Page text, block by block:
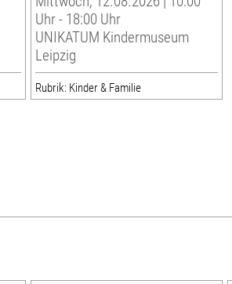
Uhr - 18:00 Uhr
UNIKATUM Kindermuseum
Leipzig
Rubrik: Kinder & Familie